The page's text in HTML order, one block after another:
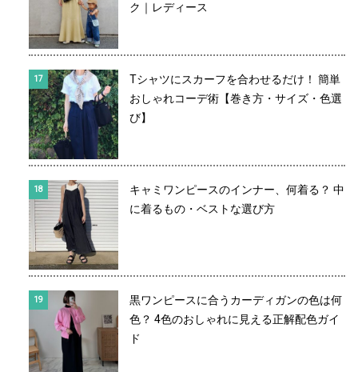
ク｜レディース
Tシャツにスカーフを合わせるだけ！ 簡単
おしゃれコーデ術【巻き方・サイズ・色選
び】
キャミワンピースのインナー、何着る？ 中
に着るもの・ベストな選び方
黒ワンピースに合うカーディガンの色は何
色？ 4色のおしゃれに見える正解配色ガイ
ド